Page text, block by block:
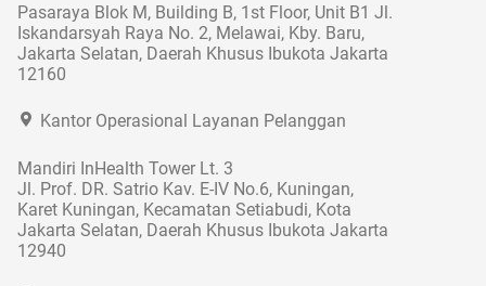
Pasaraya Blok M, Building B, 1st Floor, Unit B1 Jl.
Iskandarsyah Raya No. 2, Melawai, Kby. Baru,
Jakarta Selatan, Daerah Khusus Ibukota Jakarta
12160
Kantor Operasional Layanan Pelanggan
Mandiri InHealth Tower Lt. 3
Jl. Prof. DR. Satrio Kav. E-IV No.6, Kuningan,
Karet Kuningan, Kecamatan Setiabudi, Kota
Jakarta Selatan, Daerah Khusus Ibukota Jakarta
12940